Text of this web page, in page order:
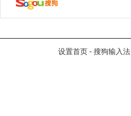
设置首页 - 搜狗输入法